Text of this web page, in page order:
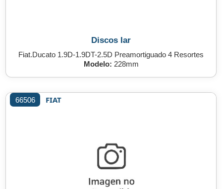
Discos Iar
Fiat.Ducato 1.9D-1.9DT-2.5D Preamortiguado 4 Resortes
Modelo: 228mm
66506 FIAT